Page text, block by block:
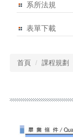
系所法規
表單下載
首頁 課程規劃